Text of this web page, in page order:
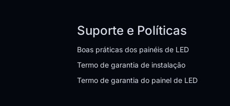
Suporte e Políticas
Boas práticas dos painéis de LED
Termo de garantia de instalação
Termo de garantia do painel de LED